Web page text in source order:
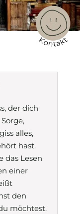
der dich
alles,
hast.
das Lesen
einer
den
möchtest.